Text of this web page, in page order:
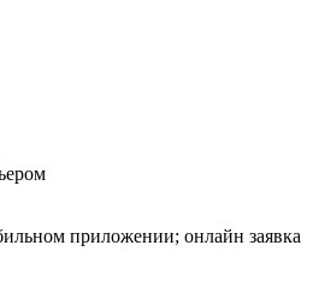
приложении; онлайн заявка